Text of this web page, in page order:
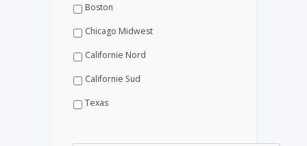
Boston
Chicago Midwest
Californie Nord
Californie Sud
Texas